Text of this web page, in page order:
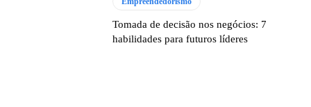
Tomada de decisão nos negócios: 7
habilidades para futuros líderes